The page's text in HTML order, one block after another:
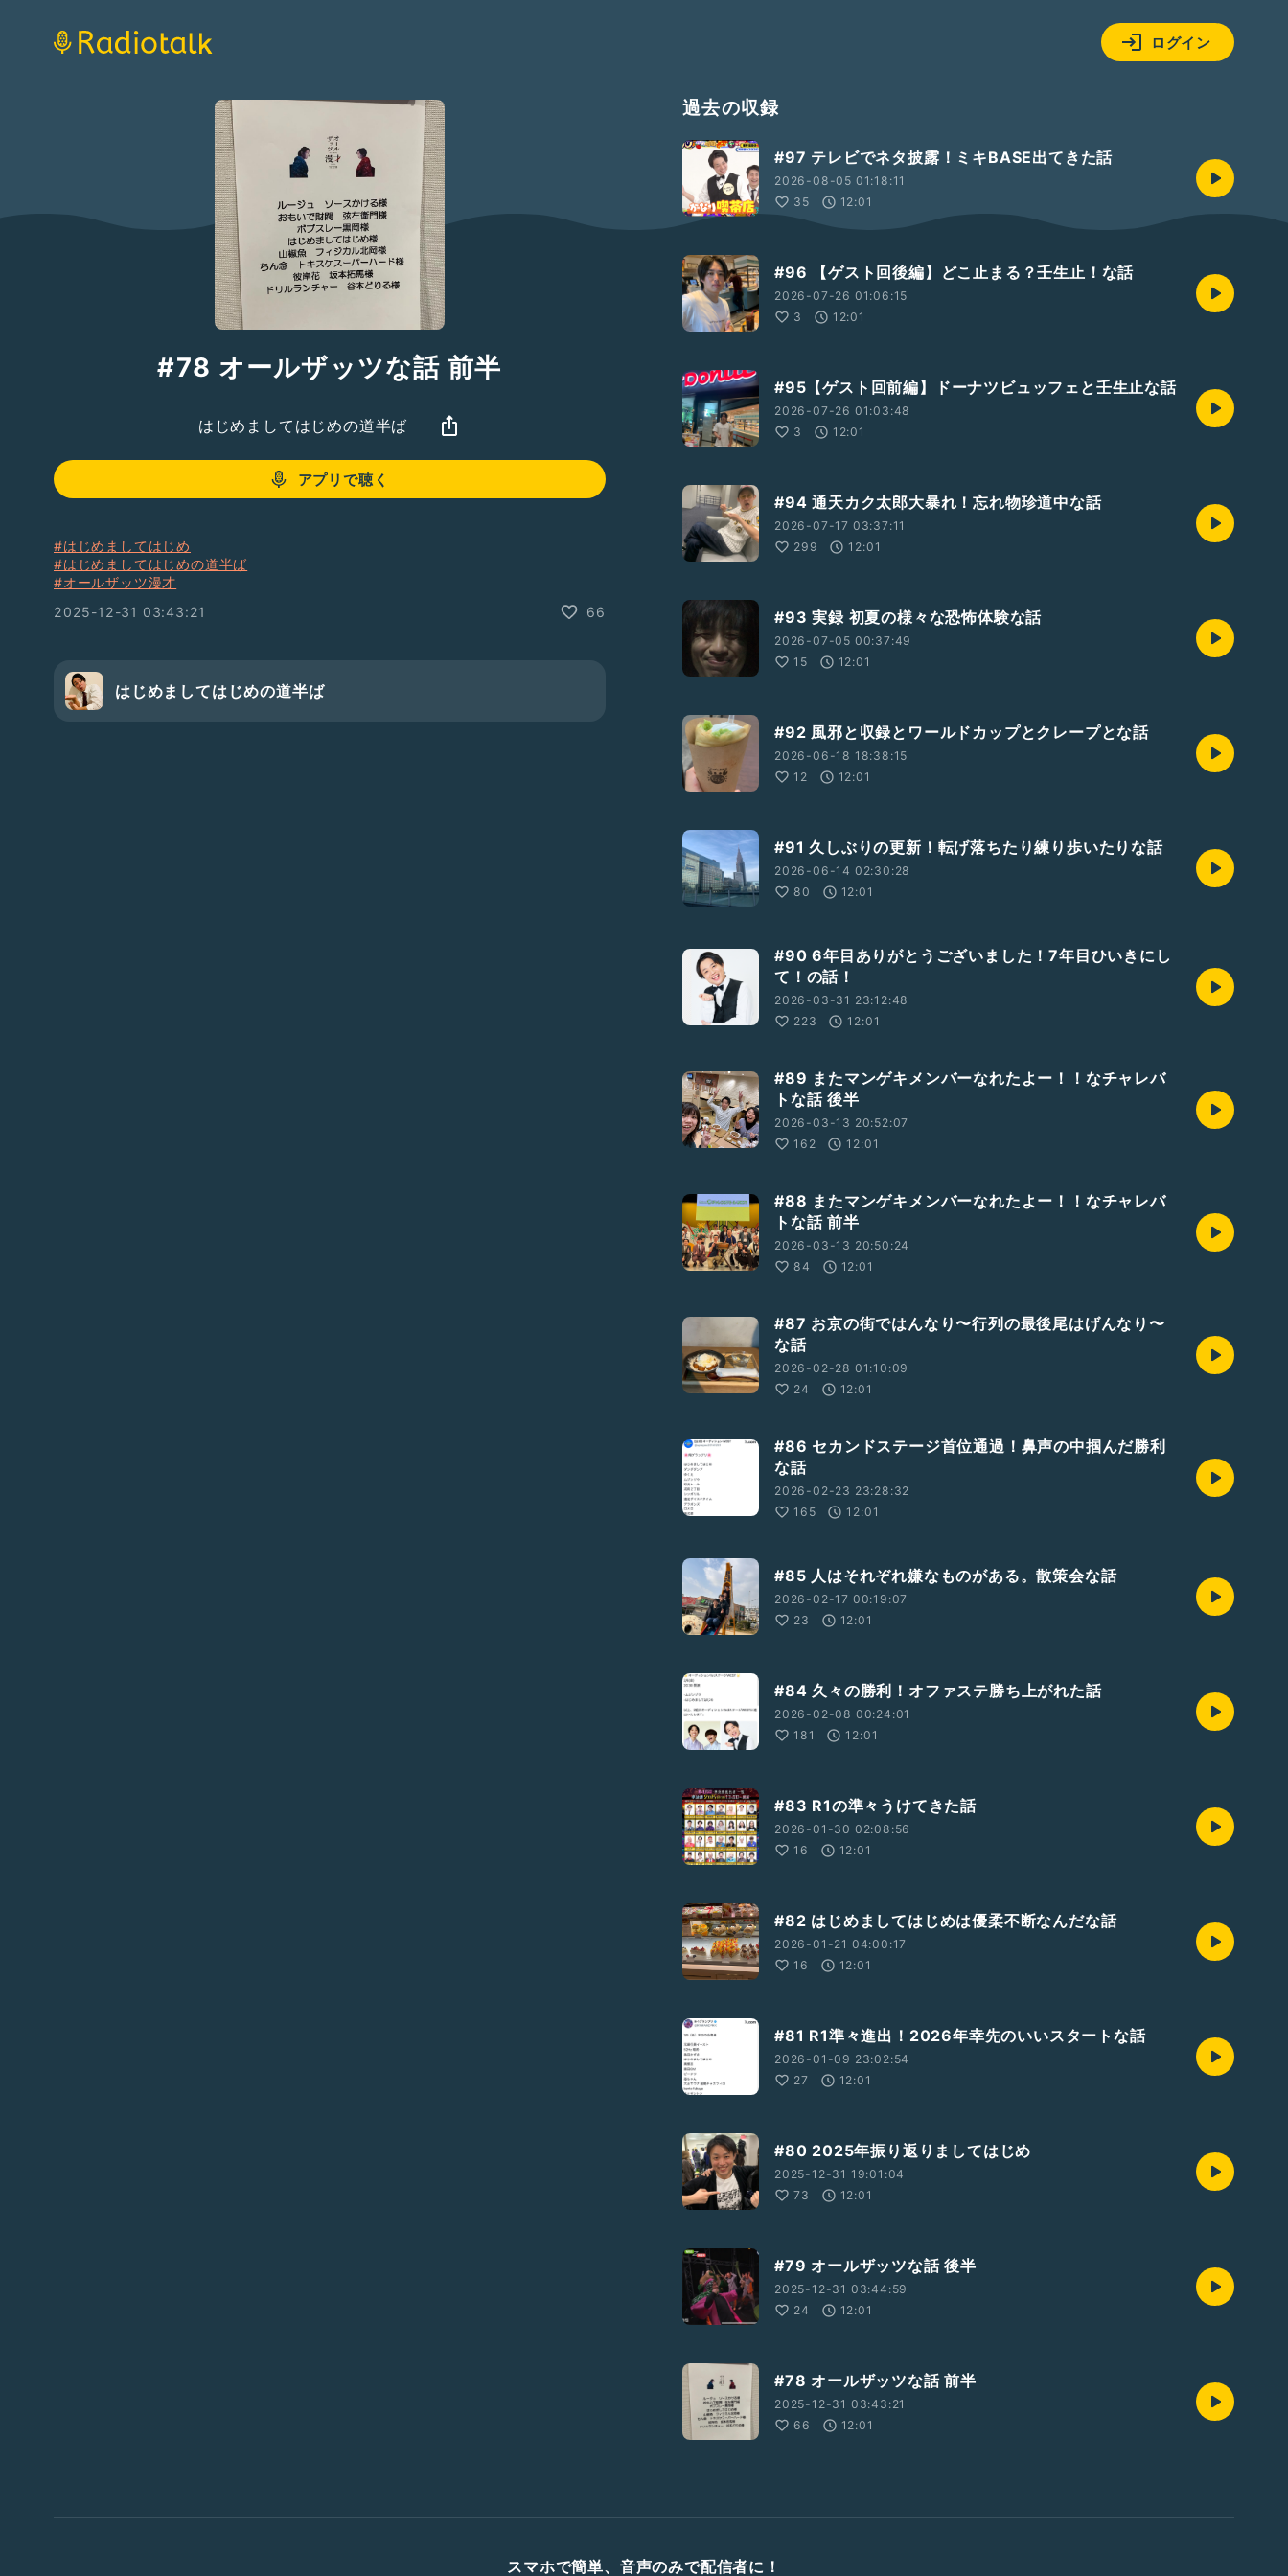
ログイン
#78 オールザッツな話 前半
はじめましてはじめの道半ば
アプリで聴く
#はじめましてはじめ
#はじめましてはじめの道半ば
#オールザッツ漫才
2025-12-31 03:43:21
66
はじめましてはじめの道半ば
過去の収録
#97 テレビでネタ披露！ミキBASE出てきた話
2026-08-05 01:18:11
35
12:01
#96 【ゲスト回後編】どこ止まる？壬生止！な話
2026-07-26 01:06:15
3
12:01
#95【ゲスト回前編】ドーナツビュッフェと壬生止な話
2026-07-26 01:03:48
3
12:01
#94 通天カク太郎大暴れ！忘れ物珍道中な話
2026-07-17 03:37:11
299
12:01
#93 実録 初夏の様々な恐怖体験な話
2026-07-05 00:37:49
15
12:01
#92 風邪と収録とワールドカップとクレープとな話
2026-06-18 18:38:15
12
12:01
#91 久しぶりの更新！転げ落ちたり練り歩いたりな話
2026-06-14 02:30:28
80
12:01
#90 6年目ありがとうございました！7年目ひいきにし
て！の話！
2026-03-31 23:12:48
223
12:01
#89 またマンゲキメンバーなれたよー！！なチャレバ
トな話 後半
2026-03-13 20:52:07
162
12:01
#88 またマンゲキメンバーなれたよー！！なチャレバ
トな話 前半
2026-03-13 20:50:24
84
12:01
#87 お京の街ではんなり〜行列の最後尾はげんなり〜
な話
2026-02-28 01:10:09
24
12:01
#86 セカンドステージ首位通過！鼻声の中掴んだ勝利
な話
2026-02-23 23:28:32
165
12:01
#85 人はそれぞれ嫌なものがある。散策会な話
2026-02-17 00:19:07
23
12:01
#84 久々の勝利！オファステ勝ち上がれた話
2026-02-08 00:24:01
181
12:01
#83 R1の準々うけてきた話
2026-01-30 02:08:56
16
12:01
#82 はじめましてはじめは優柔不断なんだな話
2026-01-21 04:00:17
16
12:01
#81 R1準々進出！2026年幸先のいいスタートな話
2026-01-09 23:02:54
27
12:01
#80 2025年振り返りましてはじめ
2025-12-31 19:01:04
73
12:01
#79 オールザッツな話 後半
2025-12-31 03:44:59
24
12:01
#78 オールザッツな話 前半
2025-12-31 03:43:21
66
12:01
スマホで簡単、音声のみで配信者に！